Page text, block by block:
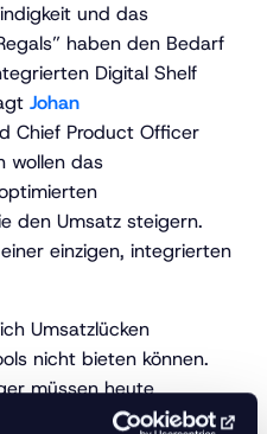
und das
haben den Bedarf
Digital Shelf
Johan
Chief Product Officer
wollen das
den Umsatz steigern.
einzigen, integrierten
Umsatzlücken
nicht bieten können.
müssen heute
Regal genau